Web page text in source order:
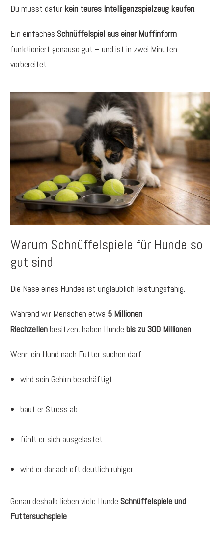
Du musst dafür kein teures Intelligenzspielzeug kaufen.
Ein einfaches Schnüffelspiel aus einer Muffinform
funktioniert genauso gut – und ist in zwei Minuten
vorbereitet.
Warum Schnüffelspiele für Hunde so
gut sind
Die Nase eines Hundes ist unglaublich leistungsfähig.
Während wir Menschen etwa 5 Millionen
Riechzellenbesitzen, haben Hunde bis zu 300 Millionen.
Wenn ein Hund nach Futter suchen darf:
wird sein Gehirn beschäftigt
baut er Stress ab
fühlt er sich ausgelastet
wird er danach oft deutlich ruhiger
Genau deshalb lieben viele Hunde Schnüffelspiele und
Futtersuchspiele.